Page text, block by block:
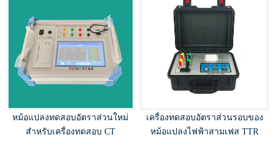
หม้อแปลงทดสอบอัตราส่วนใหม่
สำหรับเครื่องทดสอบ CT
เครื่องทดสอบอัตราส่วนรอบของ
หม้อแปลงไฟฟ้าสามเฟส TTR